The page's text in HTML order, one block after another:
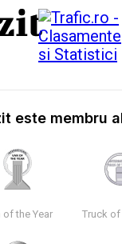
este membru
of the Year Truck of